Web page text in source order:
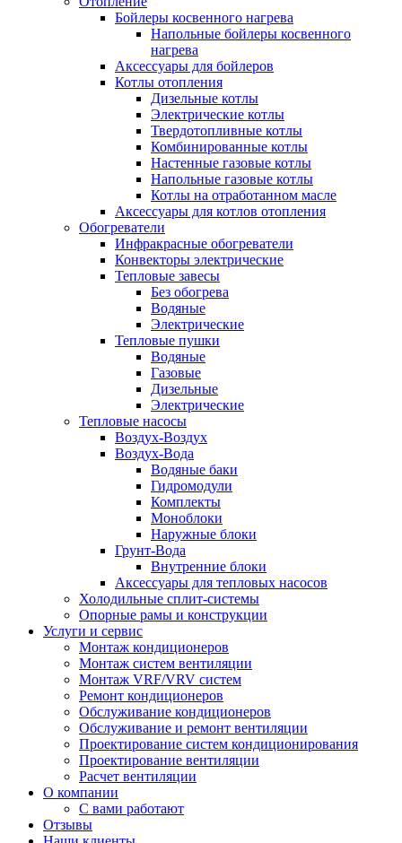
Бойлеры косвенного нагрева
Напольные бойлеры косвенного
нагрева
Аксессуары для бойлеров
Котлы отопления
Дизельные котлы
Электрические котлы
Твердотопливные котлы
Комбинированные котлы
Настенные газовые котлы
Напольные газовые котлы
Котлы на отработанном масле
Аксессуары для котлов отопления
Обогреватели
Инфракрасные обогреватели
Конвекторы электрические
Тепловые завесы
Без обогрева
Водяные
Электрические
Тепловые пушки
Водяные
Газовые
Дизельные
Электрические
Тепловые насосы
Воздух-Воздух
Воздух-Вода
Водяные баки
Гидромодули
Комплекты
Моноблоки
Наружные блоки
Грунт-Вода
Внутренние блоки
Аксессуары для тепловых насосов
Холодильные сплит-системы
Опорные рамы и конструкции
Услуги и сервис
Монтаж кондиционеров
Монтаж систем вентиляции
Монтаж VRF/VRV систем
Ремонт кондиционеров
Обслуживание кондиционеров
Обслуживание и ремонт вентиляции
Проектирование систем кондиционирования
Проектирование вентиляции
Расчет вентиляции
О компании
С вами работают
Отзывы